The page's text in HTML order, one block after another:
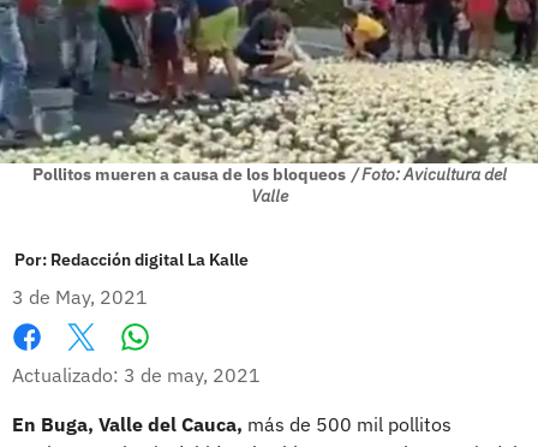
Pollitos mueren a causa de los bloqueos / Foto: Avicultura del
Valle
Por: Redacción digital La Kalle
3 de May, 2021
Facebook
X
Actualizado: 3 de may, 2021
En Buga, Valle del Cauca, más de 500 mil pollitos